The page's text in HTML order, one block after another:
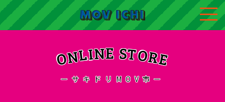
ONLINE STORE
ーサキドリMOV市ー